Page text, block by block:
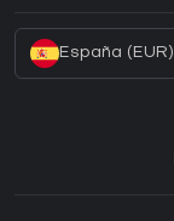
España (EUR)